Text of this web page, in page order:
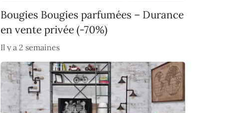
Bougies Bougies parfumées – Durance
en vente privée (-70%)
Il y a 2 semaines